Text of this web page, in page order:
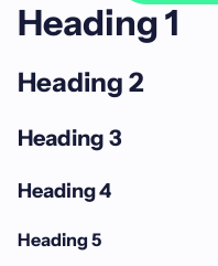
Heading 1
Heading 2
Heading 3
Heading 4
Heading 5